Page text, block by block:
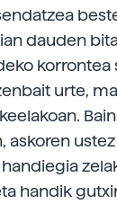
dauden
korrontea
urte,
askoren
handik